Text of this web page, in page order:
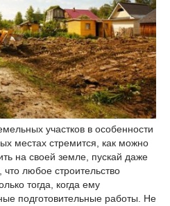
участков в особенности
местах стремится, как можно
на своей земле, пускай даже
любое строительство
тогда, когда ему
подготовительные работы. Не